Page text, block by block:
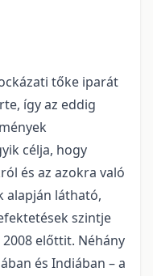
tőke iparát
így az eddig
célja, hogy
és az azokra való
alapján látható,
szintje
előttit. Néhány
és Indiában – a